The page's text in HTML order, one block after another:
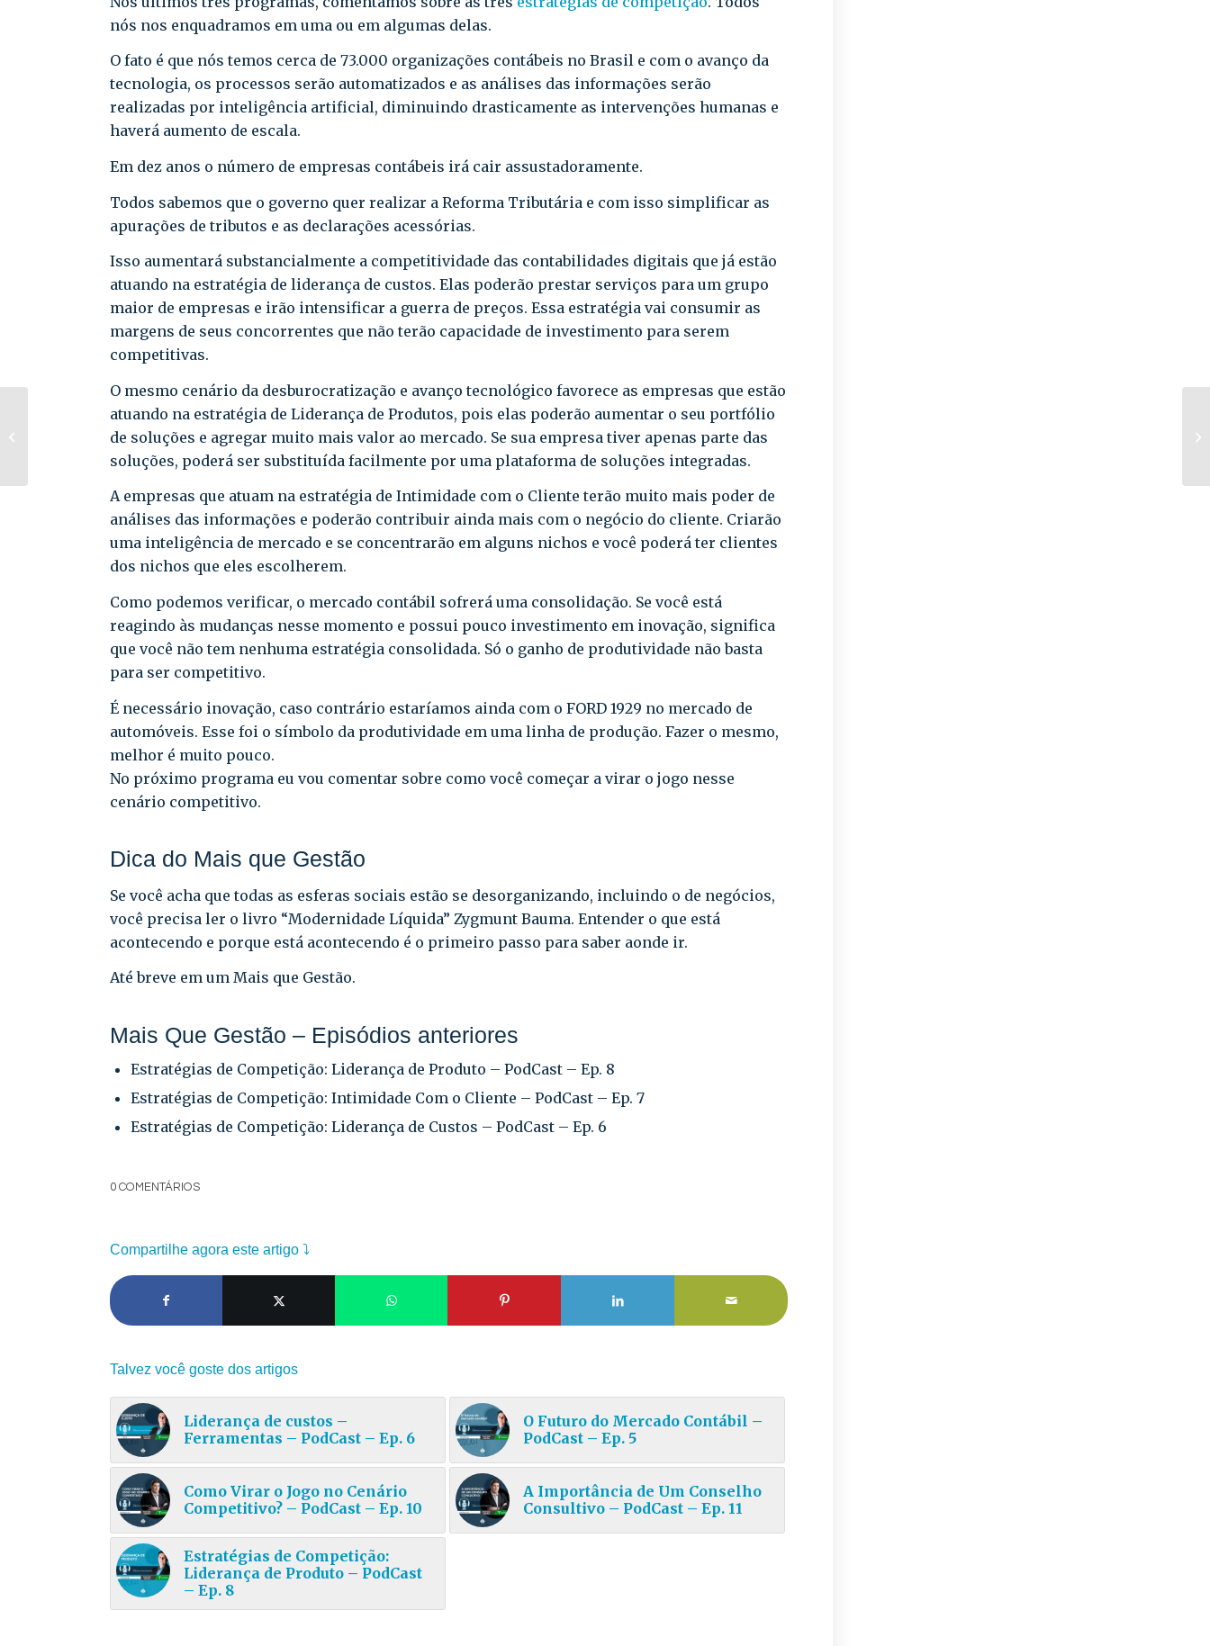
nós nos enquadramos em uma ou em algumas delas.
O fato é que nós temos cerca de 73.000 organizações contábeis no Brasil e com o avanço da
tecnologia, os processos serão automatizados e as análises das informações serão
realizadas por inteligência artificial, diminuindo drasticamente as intervenções humanas e
haverá aumento de escala.
Em dez anos o número de empresas contábeis irá cair assustadoramente.
Todos sabemos que o governo quer realizar a Reforma Tributária e com isso simplificar as
apurações de tributos e as declarações acessórias.
Isso aumentará substancialmente a competitividade das contabilidades digitais que já estão
atuando na estratégia de liderança de custos. Elas poderão prestar serviços para um grupo
maior de empresas e irão intensificar a guerra de preços. Essa estratégia vai consumir as
margens de seus concorrentes que não terão capacidade de investimento para serem
competitivas.
O mesmo cenário da desburocratização e avanço tecnológico favorece as empresas que estão
atuando na estratégia de Liderança de Produtos, pois elas poderão aumentar o seu portfólio
de soluções e agregar muito mais valor ao mercado. Se sua empresa tiver apenas parte das
soluções, poderá ser substituída facilmente por uma plataforma de soluções integradas.
A empresas que atuam na estratégia de Intimidade com o Cliente terão muito mais poder de
análises das informações e poderão contribuir ainda mais com o negócio do cliente. Criarão
uma inteligência de mercado e se concentrarão em alguns nichos e você poderá ter clientes
dos nichos que eles escolherem.
Como podemos verificar, o mercado contábil sofrerá uma consolidação. Se você está
reagindo às mudanças nesse momento e possui pouco investimento em inovação, significa
que você não tem nenhuma estratégia consolidada. Só o ganho de produtividade não basta
para ser competitivo.
É necessário inovação, caso contrário estaríamos ainda com o FORD 1929 no mercado de
automóveis. Esse foi o símbolo da produtividade em uma linha de produção. Fazer o mesmo,
melhor é muito pouco.
No próximo programa eu vou comentar sobre como você começar a virar o jogo nesse
cenário competitivo.
Dica do Mais que Gestão
Se você acha que todas as esferas sociais estão se desorganizando, incluindo o de negócios,
você precisa ler o livro “Modernidade Líquida” Zygmunt Bauma. Entender o que está
acontecendo e porque está acontecendo é o primeiro passo para saber aonde ir.
Até breve em um Mais que Gestão.
Mais Que Gestão – Episódios anteriores
Estratégias de Competição: Liderança de Produto – PodCast – Ep. 8
Estratégias de Competição: Intimidade Com o Cliente – PodCast – Ep. 7
Estratégias de Competição: Liderança de Custos – PodCast – Ep. 6
0 COMENTÁRIOS
Compartilhe agora este artigo ⤵
Talvez você goste dos artigos
Liderança de custos –
Ferramentas – PodCast – Ep. 6
O Futuro do Mercado Contábil –
PodCast – Ep. 5
Como Virar o Jogo no Cenário
Competitivo? – PodCast – Ep. 10
A Importância de Um Conselho
Consultivo – PodCast – Ep. 11
Estratégias de Competição:
Liderança de Produto – PodCast
– Ep. 8
eSocial Simplificado
irá substituir atual
sistema em 2021